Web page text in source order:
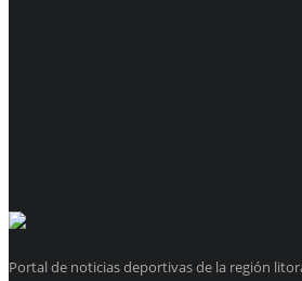
Portal de noticias deportivas de la región